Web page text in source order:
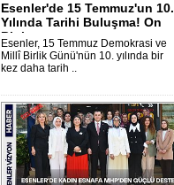
Esenler'de 15 Temmuz'un 10.
Yılında Tarihi Buluşma! On
Binle..
Esenler, 15 Temmuz Demokrasi ve
Millî Birlik Günü'nün 10. yılında bir
kez daha tarih ..